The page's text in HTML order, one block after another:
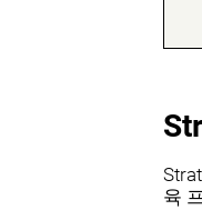
육